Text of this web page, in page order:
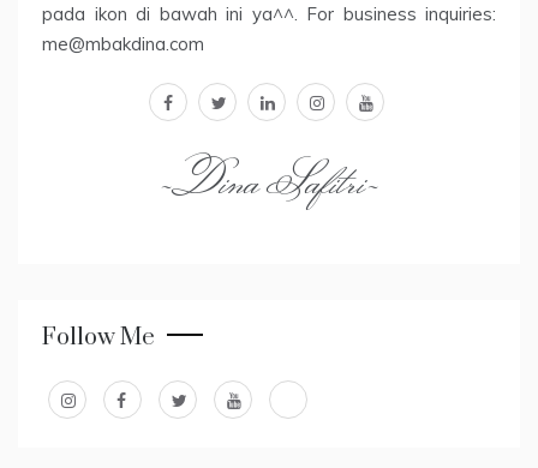
pada ikon di bawah ini ya^^. For business inquiries:
me@mbakdina.com
facebooktwitterlinkedininstagram
youtube
~Dina Safitri~
Follow Me